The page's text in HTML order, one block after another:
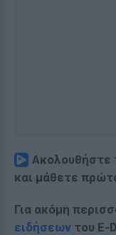
Ακολουθήστε
και μάθετε
Για ακόμη
ειδήσεων του E-